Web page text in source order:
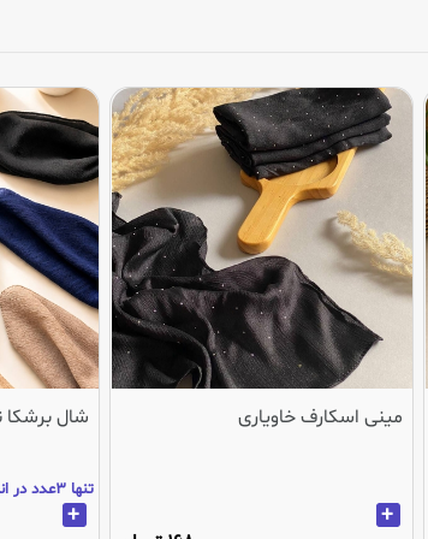
مینی اسکارف خاویاری
+
شال
تنها 3عدد در انبار باقی مانده
+